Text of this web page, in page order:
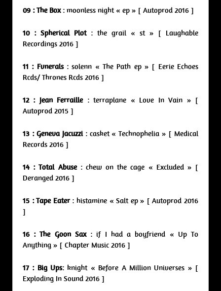
09 : The Box: moonless night « ep » [ Autoprod 2016 ]
10 : Spherical Plot: the grail « st » [ Laughable
Recordings 2016 ]
11 : Fvnerals: solenn « The Path ep » [ Eerie Echoes
Rcds/ Thrones Rcds 2016 ]
12 : Jean Ferraille : terraplane « Love In Vain » [
Autoprod 2015 ]
13 : Geneva Jacuzzi: casket « Technophelia » [ Medical
Records 2016 ]
14 : Total Abuse : chew on the cage « Excluded » [
Deranged 2016 ]
15 : Tape Eater: histamine « Salt ep » [ Autoprod 2016
]
16 : The Goon Sax : if I had a boyfriend « Up To
Anything » [ Chapter Music 2016 ]
17 : Big Ups: knight « Before A Million Universes » [
Exploding In Sound 2016 ]